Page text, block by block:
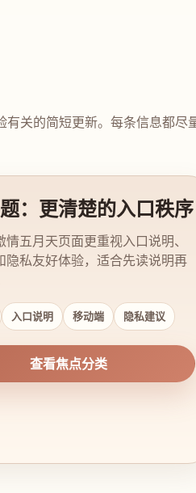
关的简短更新。每条信息都尽
：更清楚的入口秩序
五月天页面更重视入口说明、
隐私友好体验，适合先读说明再
入口说明 移动端 隐私建议
查看焦点分类